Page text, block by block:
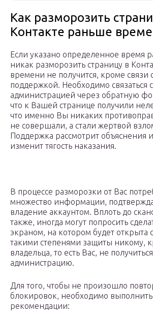
Как разморозить
Контакте раньше
Если указано определенное время
никак разморозить страницу в
времени не получится, кроме связи
поддержкой. Необходимо связаться с
администрацией через обратную
что к Вашей странице получили
что именно Вы никаких
не совершали, а стали жертвой
Поддержка рассмотрит объяснения
изменит тягость наказания.
В процессе разморозки от Вас
множество информации,
владение аккаунтом. Вплоть до
также, иногда могут попросить
экраном, на котором будет открыта
такими степенями защиты никому,
владельца, то есть Вас, не
администрацию.
Для того, чтобы не произошло
блокировок, необходимо
рекомендации: